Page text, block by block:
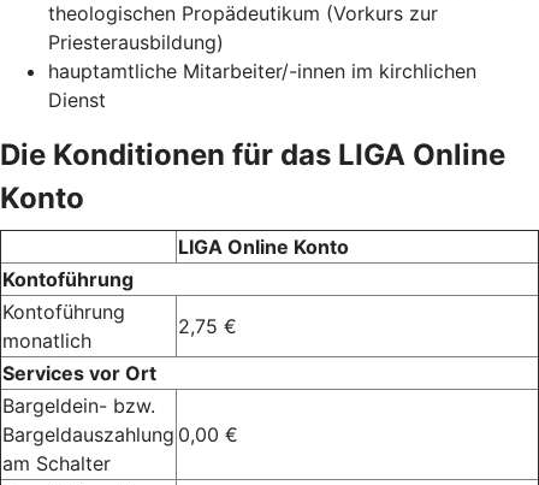
theologischen Propädeutikum (Vorkurs zur
Priesterausbildung)
hauptamtliche Mitarbeiter/-innen im kirchlichen
Dienst
Die Konditionen für das LIGA Online
Konto
LIGA Online Konto
Kontoführung
Kontoführung
monatlich
2,75 €
Services vor Ort
Bargeldein- bzw.
Bargeldauszahlung
am Schalter
0,00 €